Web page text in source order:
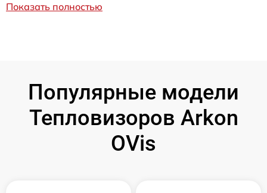
Показать полностью
Популярные модели
Тепловизоров Arkon
OVis